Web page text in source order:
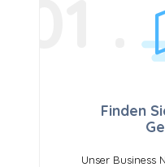
Finden
Unser Business